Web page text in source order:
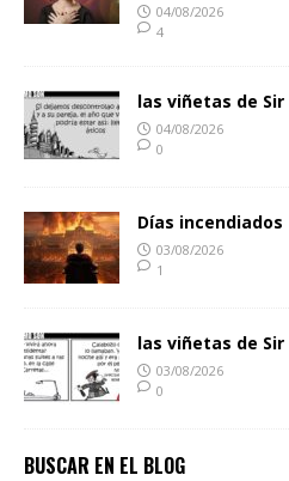
04/08/2026
4
las viñetas de Sir
04/08/2026
0
Días incendiados
03/08/2026
1
las viñetas de Sir
03/08/2026
0
BUSCAR EN EL BLOG